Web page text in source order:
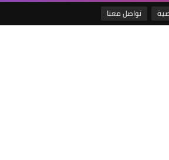
تواصل معنا